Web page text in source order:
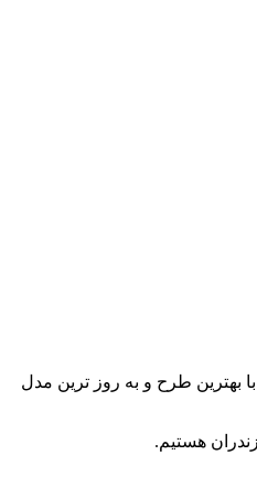
بهترین طرح و به روز ترین مدل